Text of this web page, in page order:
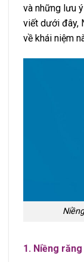
và những lưu
viết dưới đây,
về khái niệm
1. Niềng